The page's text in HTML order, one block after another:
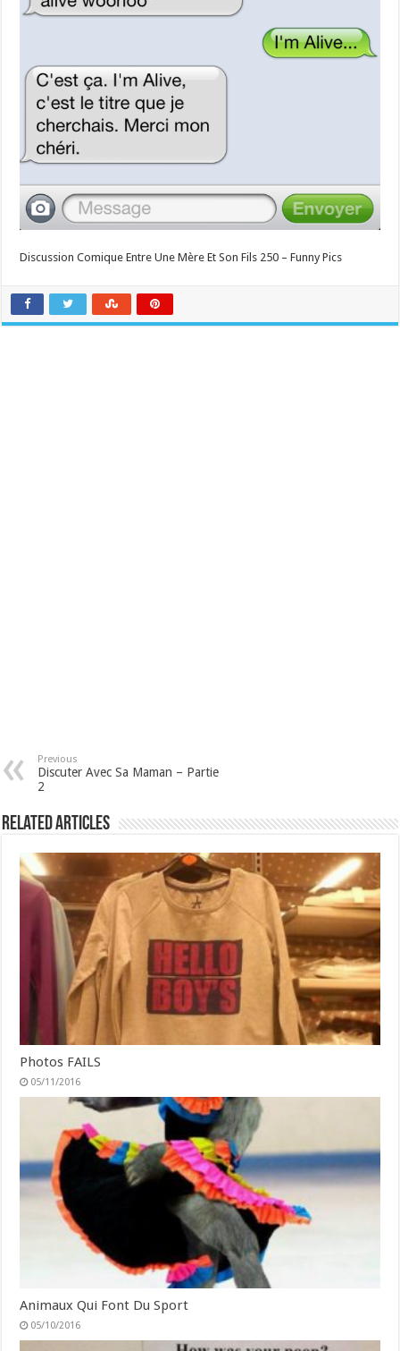
Discussion Comique Entre Une Mère Et Son Fils 250 – Funny Pics
Previous
Discuter Avec Sa Maman – Partie
2
Related Articles
Photos FAILS
05/11/2016
Animaux Qui Font Du Sport
05/10/2016